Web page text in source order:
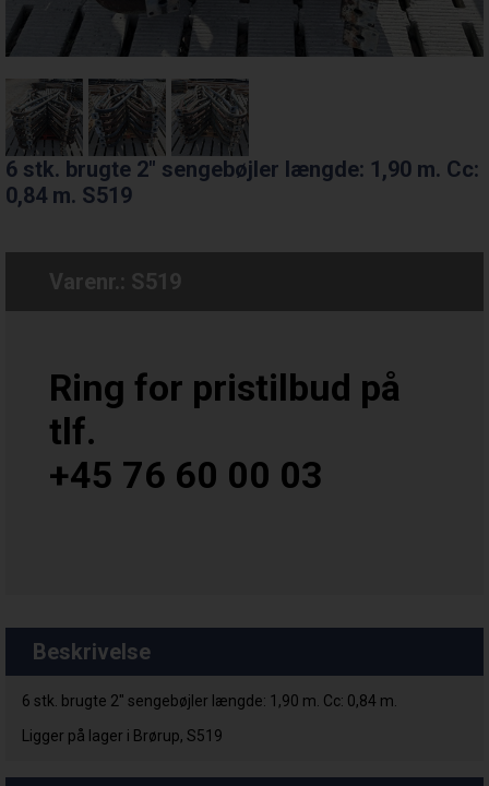
6 stk. brugte 2" sengebøjler længde: 1,90 m. Cc:
0,84 m. S519
Varenr.: S519
Ring for pristilbud på
tlf.
+45 76 60 00 03
Beskrivelse
6 stk. brugte 2" sengebøjler længde: 1,90 m. Cc: 0,84 m.
Ligger på lager i Brørup, S519